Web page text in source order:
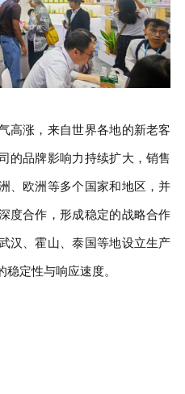
高涨，来自世界各地的新老客
的品牌影响力持续扩大，销售
、欧洲等多个国家和地区，并
度合作，形成稳定的战略合作
汉、霍山、泰国等地设立生产
定性与响应速度。